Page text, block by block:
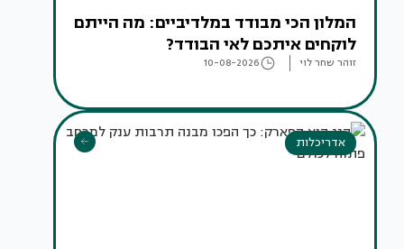
המלון הכי מבודד במלדיביים: מה הייתם
לוקחים איתכם לאי הבודד?
זוהר שחר לוי 10-08-2026
אדריכלות